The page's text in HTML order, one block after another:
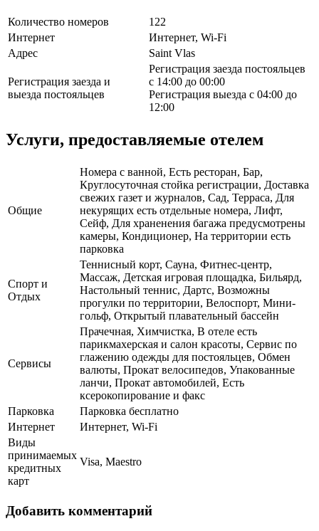
Количество номеров
122
Интернет
Интернет, Wi-Fi
Адрес
Saint Vlas
Регистрация заезда и
выезда постояльцев
Регистрация заезда постояльцев
с 14:00 до 00:00
Регистрация выезда с 04:00 до
12:00
Услуги, предоставляемые отелем
Общие
Номера с ванной, Есть ресторан, Бар,
Круглосуточная стойка регистрации, Доставка
свежих газет и журналов, Сад, Терраса, Для
некурящих есть отдельные номера, Лифт,
Сейф, Для храненения багажа предусмотрены
камеры, Кондиционер, На территории есть
парковка
Спорт и
Отдых
Теннисный корт, Сауна, Фитнес-центр,
Массаж, Детская игровая площадка, Бильярд,
Настольный теннис, Дартс, Возможны
прогулки по территории, Велоспорт, Мини-
гольф, Открытый плавательный бассейн
Сервисы
Прачечная, Химчистка, В отеле есть
парикмахерская и салон красоты, Сервис по
глажению одежды для постояльцев, Обмен
валюты, Прокат велосипедов, Упакованные
ланчи, Прокат автомобилей, Есть
ксерокопирование и факс
Парковка
Парковка бесплатно
Интернет
Интернет, Wi-Fi
Виды
принимаемых
кредитных
карт
Visa, Maestro
Добавить комментарий